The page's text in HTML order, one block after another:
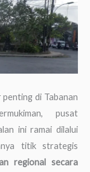
di Tabanan
pusat
ini ramai dilalui
titik strategis
regional secara